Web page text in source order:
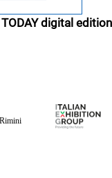
digital edition